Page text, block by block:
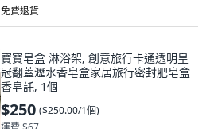
免費退貨
寶寶皂盒 淋浴架, 創意旅行卡通透明皇
冠翻蓋瀝水香皂盒家居旅行密封肥皂盒
香皂託, 1個
$250 ($250.00/1個)